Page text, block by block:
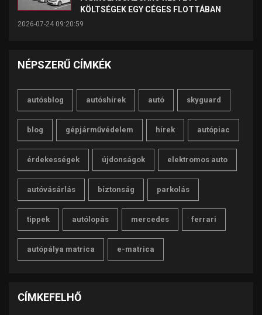
KÖLTSÉGEK EGY CÉGES FLOTTÁBAN
2026-07-24 09:20:59
NÉPSZERŰ CÍMKÉK
autósblog autóshírek autó skyguard
blog gépjárművédelem hírek autópiac
érdekességek újdonságok elektromos auto
autóvásárlás biztonság parkolás
tippek autólopás mercedes ferrari
autópálya matrica e-matrica
CÍMKEFELHŐ